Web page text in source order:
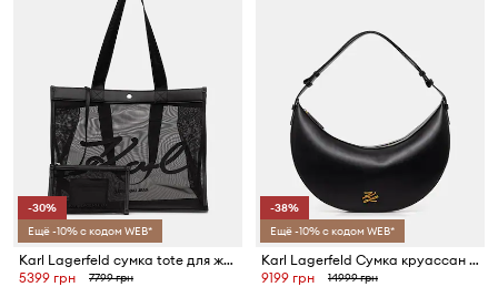
-30%
Ещё -10% с кодом WEB*
Karl Lagerfeld сумка tote для женщин K/SIGNATURE
5399 грн
7799 грн
-38%
Ещё -10% с кодом WEB*
Karl Lagerfeld Сумка круассан для женщин кожаная K/AUTOGRAPH
9199 грн
14999 грн